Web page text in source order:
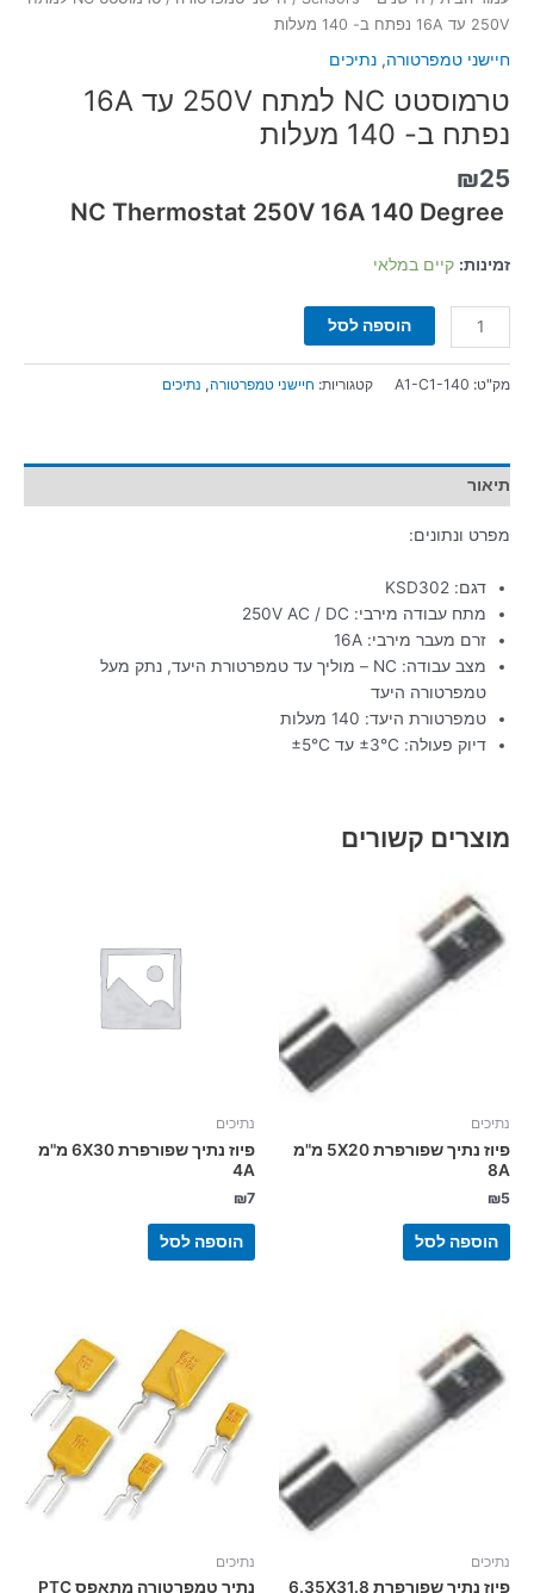
250V עד 16A נפתח ב- 140 מעלות
חיישני טמפרטורה, נתיכים
טרמוסטט NC למתח 250V עד 16A
נפתח ב- 140 מעלות
₪25
זמינות: קיים במלאי
הוספה לסל
מק"ט: A1-C1-140 קטגוריות: חיישני טמפרטורה, נתיכים
תיאור
מפרט ונתונים:
דגם: KSD302
מתח עבודה מירבי: 250V AC / DC
זרם מעבר מירבי: 16A
מצב עבודה: NC – מוליך עד טמפרטורת היעד, נתק מעל
טמפרטורה היעד
טמפרטורת היעד: 140 מעלות
דיוק פעולה: ±3°C עד ±5°C
מוצרים קשורים
נתיכים
פיוז נתיך שפורפרת 5X20 מ"מ
8A
₪5
הוספה לסל
נתיכים
פיוז נתיך שפורפרת 6X30 מ"מ
4A
₪7
הוספה לסל
נתיכים
פיוז נתיך שפורפרת 6.35X31.8
נתיכים
נתיך טמפרטורה מתאפס PTC